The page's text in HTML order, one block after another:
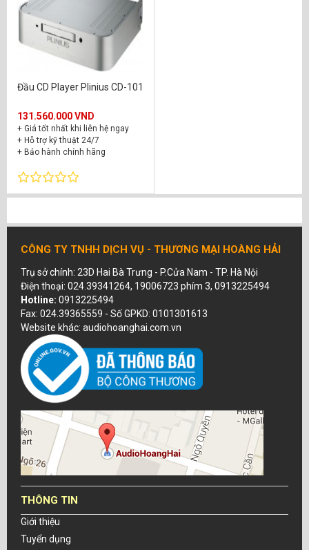
Đầu CD Player Plinius CD-101
131.560.000 VND
+ Giá tốt nhất khi liên hệ ngay
+ Hỗ trợ kỹ thuật 24/7
+ Bảo hành chính hãng
CÔNG TY TNHH DỊCH VỤ - THƯƠNG MẠI HOÀNG HẢI
Trụ sở chính: 23D Hai Bà Trưng - P.Cửa Nam - TP. Hà Nội
Điện thoại: 024.39341264, 19006723 phím 3, 0913225494
Hotline: 0913225494
Fax: 024.39365559 - Số GPKD: 0101301613
Website khác: audiohoanghai.com.vn
THÔNG TIN
Giới thiệu
Tuyển dụng